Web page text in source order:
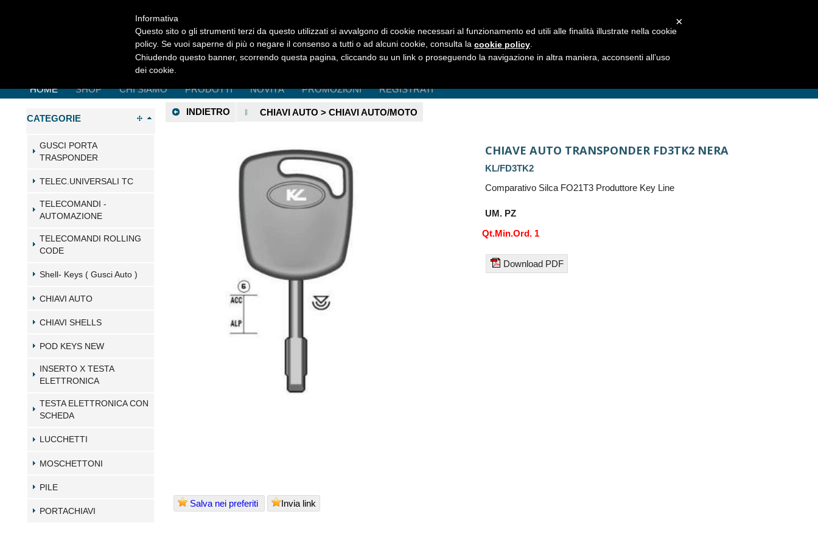
HOME SHOP CHI SIAMO PRODOTTI NOVITÀ PROMOZIONI REGISTRATI
CATEGORIE
GUSCI PORTA
TRASPONDER
TELEC.UNIVERSALI TC
TELECOMANDI -
AUTOMAZIONE
TELECOMANDI ROLLING
CODE
Shell- Keys ( Gusci Auto )
CHIAVI AUTO
CHIAVI SHELLS
POD KEYS NEW
INSERTO X TESTA
ELETTRONICA
TESTA ELETTRONICA CON
SCHEDA
LUCCHETTI
MOSCHETTONI
PILE
PORTACHIAVI
INDIETRO CHIAVI AUTO > CHIAVI AUTO/MOTO
CHIAVE AUTO TRANSPONDER FD3TK2 NERA
KL/FD3TK2
Comparativo Silca FO21T3 Produttore Key Line
UM. PZ
Qt.Min.Ord. 1
Download PDF
Salva nei preferiti Invia link
×
Informativa
Questo sito o gli strumenti terzi da questo utilizzati si avvalgono di cookie necessari al funzionamento ed utili alle finalità illustrate nella cookie
policy. Se vuoi saperne di più o negare il consenso a tutti o ad alcuni cookie, consulta la cookie policy
Chiudendo questo banner, scorrendo questa pagina, cliccando su un link o proseguendo la navigazione in altra maniera, acconsenti all’uso
dei cookie.